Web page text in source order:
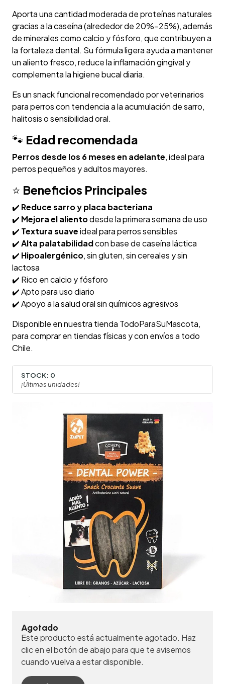
Aporta una cantidad moderada de proteínas naturales
gracias a la caseína (alrededor de 20%–25%), además
de minerales como calcio y fósforo, que contribuyen a
la fortaleza dental. Su fórmula ligera ayuda a mantener
un aliento fresco, reduce la inflamación gingival y
complementa la higiene bucal diaria.
Es un snack funcional recomendado por veterinarios
para perros con tendencia a la acumulación de sarro,
halitosis o sensibilidad oral.
🐾 Edad recomendada
Perros desde los 6 meses en adelante, ideal para
perros pequeños y adultos mayores.
⭐ Beneficios Principales
✔️ Reduce sarro y placa bacteriana
✔️ Mejora el alientodesde la primera semana de uso
✔️ Textura suaveideal para perros sensibles
✔️Alta palatabilidadcon base de caseína láctica
✔️ Hipoalergénico, sin gluten, sin cereales y sin
lactosa
✔️ Rico en calcio y fósforo
✔️ Apto para uso diario
✔️ Apoyo a la salud oral sin químicos agresivos
Disponible en nuestra tienda TodoParaSuMascota,
para comprar en tiendas físicas y con envíos a todo
Chile.
STOCK: 0
¡Últimas unidades!
Agotado
Este producto está actualmente agotado. Haz
clic en el botón de abajo para que te avisemos
cuando vuelva a estar disponible.